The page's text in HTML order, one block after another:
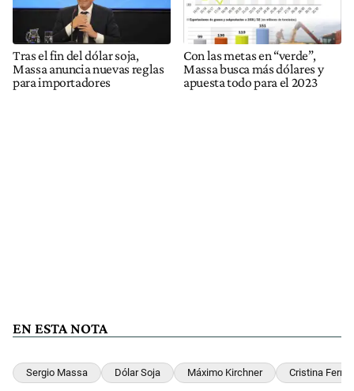
Tras el fin del dólar soja,
Massa anuncia nuevas reglas
para importadores
Con las metas en “verde”,
Massa busca más dólares y
apuesta todo para el 2023
EN ESTA NOTA
Sergio Massa Dólar Soja Máximo Kirchner Cristina